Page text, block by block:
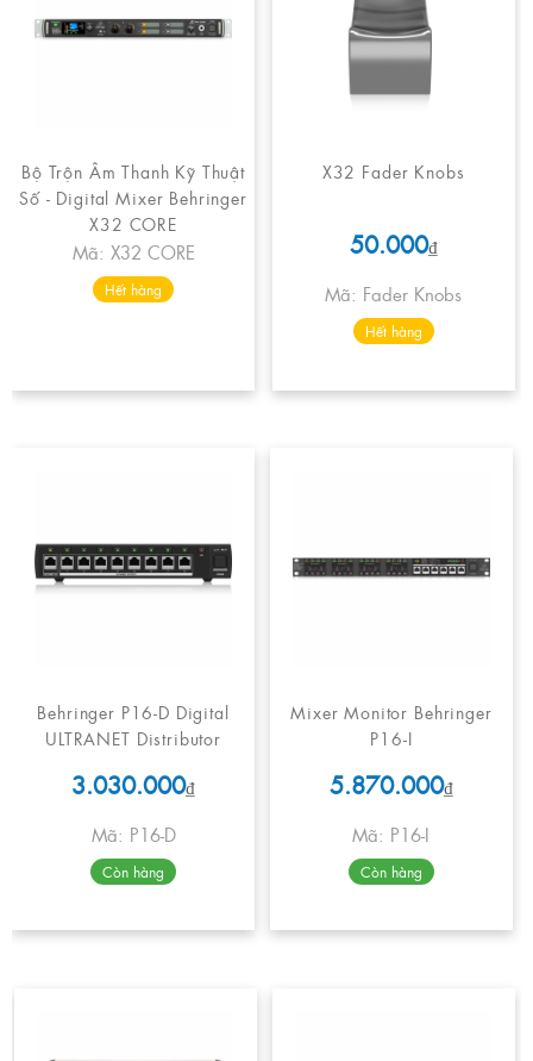
Bộ Trộn Âm Thanh Kỹ Thuật
Số - Digital Mixer Behringer
X32 CORE
Mã: X32 CORE
Hết hàng
X32 Fader Knobs
50.000₫
Mã: Fader Knobs
Hết hàng
Behringer P16-D Digital
ULTRANET Distributor
3.030.000₫
Mã: P16-D
Còn hàng
Mixer Monitor Behringer
P16-I
5.870.000₫
Mã: P16-I
Còn hàng